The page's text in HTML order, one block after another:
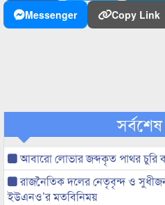
Messenger
Copy Link
আবারো লোভার জব্দকৃত পাথর চুরি
রাজনৈতিক দলের নেতৃবৃন্দ ও
ইউএনও’র মতবিনিময়